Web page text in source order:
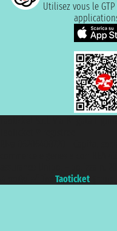
Utilisez vous le
Taoticket